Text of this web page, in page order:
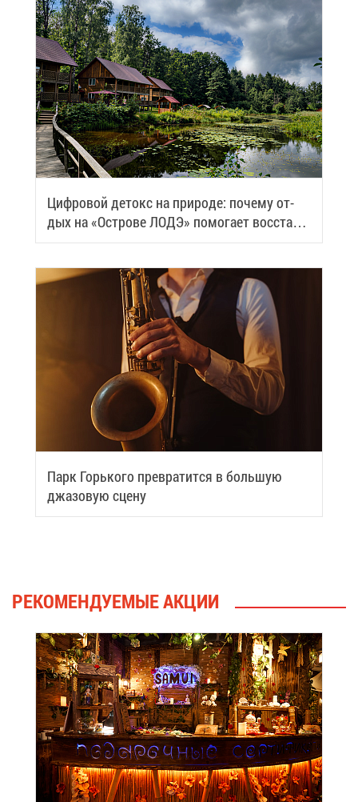
Циф­ро­вой де­токс на при­ро­де: по­че­му от­
дых на «Ост­ро­ве ЛОДЭ» по­мо­га­ет вос­ста­но­
вить си­лы
Парк Горь­ко­го пре­вра­тит­ся в боль­шую
джа­зо­вую сце­ну
РЕ­КО­МЕН­ДУ­Е­МЫЕ АК­ЦИИ